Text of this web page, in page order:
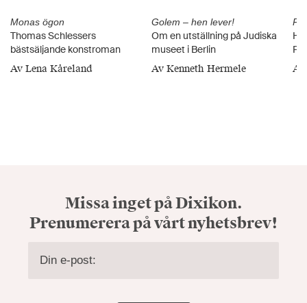
Monas ögon
Thomas Schlessers
bästsäljande konstroman
Av Lena Kåreland
Golem – hen lever!
Om en utställning på Judiska
museet i Berlin
Av Kenneth Hermele Av
Missa inget på Dixikon.
Prenumerera på vårt nyhetsbrev!